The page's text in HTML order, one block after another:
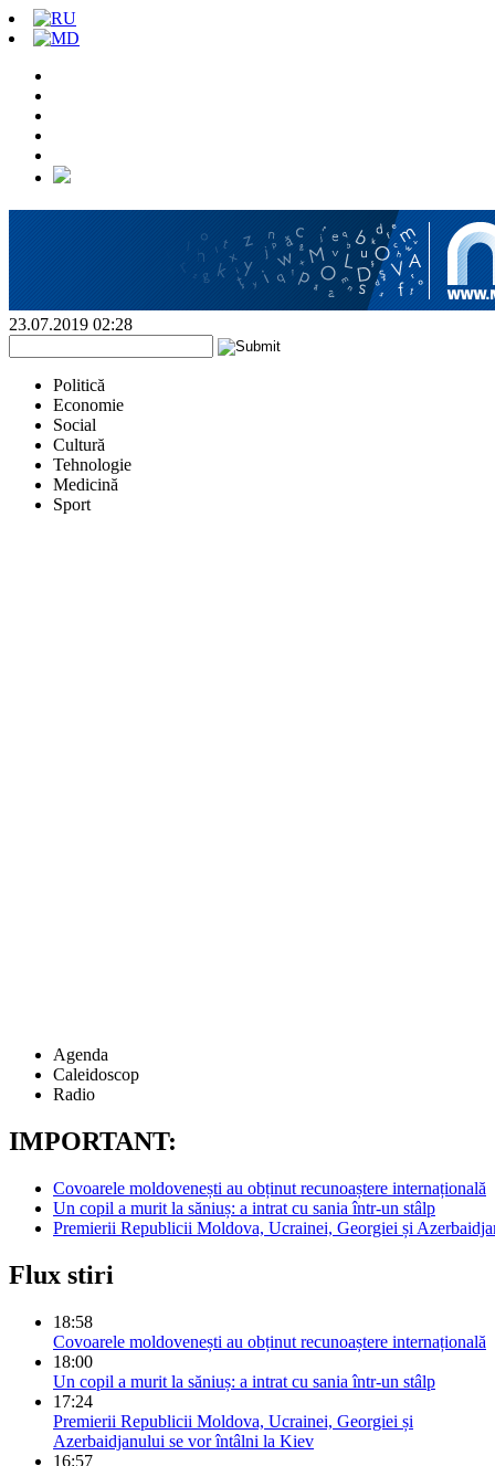
23.07.2019 02:28
Politică
Economie
Social
Cultură
Tehnologie
Medicină
Sport
Agenda
Caleidoscop
Radio
IMPORTANT:
Covoarele moldovenești au obținut recunoaștere internațională
Un copil a murit la săniuș: a intrat cu sania într-un stâlp
Premierii Republicii Moldova, Ucrainei, Georgiei și
Flux stiri
18:58
Covoarele moldovenești au obținut recunoaștere internațională
18:00
Un copil a murit la săniuș: a intrat cu sania într-un stâlp
17:24
Premierii Republicii Moldova, Ucrainei, Georgiei și
Azerbaidjanului se vor întâlni la Kiev
16:57